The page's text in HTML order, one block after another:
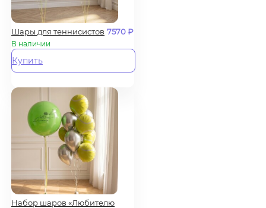
Шары для теннисистов 7570₽
В наличии
Купить
Набор шаров «Любителю